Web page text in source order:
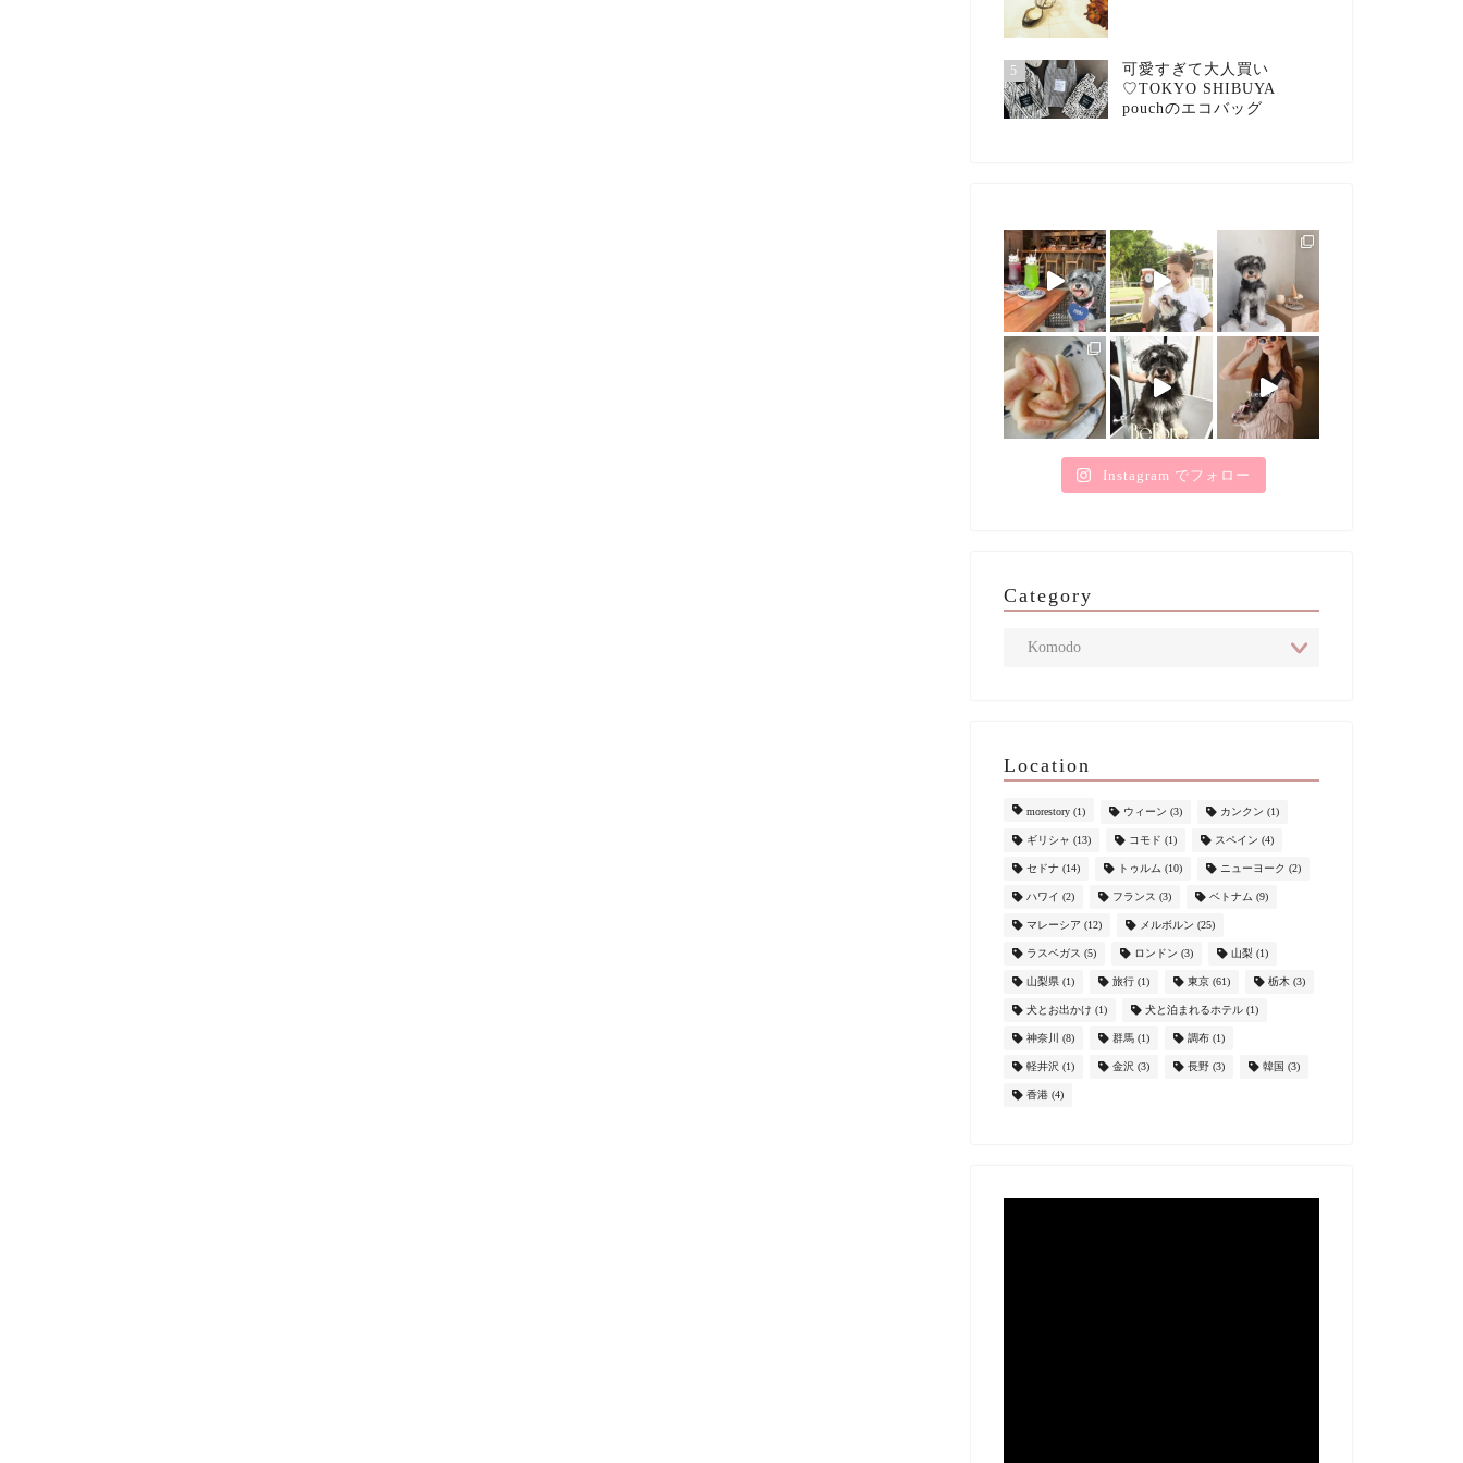
5
可愛すぎて大人買い
♡TOKYO SHIBUYA
pouchのエコバッグ
Instagram でフォロー
Category
Location
morestory(1) ウィーン (3) カンクン (1)
ギリシャ (13) コモド (1) スペイン (4)
セドナ (14) トゥルム (10) ニューヨーク (2)
ハワイ (2) フランス (3) ベトナム (9)
マレーシア (12) メルボルン (25)
ラスベガス (5) ロンドン (3) 山梨 (1)
山梨県(1) 旅行(1) 東京(61) 栃木(3)
犬とお出かけ (1) 犬と泊まれるホテル(1)
神奈川 (8) 群馬(1) 調布(1)
軽井沢 (1) 金沢 (3) 長野(3) 韓国 (3)
香港(4)